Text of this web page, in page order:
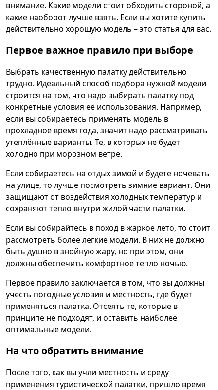
внимание. Какие модели стоит обходить стороной, а
какие наоборот лучше взять. Если вы хотите купить
действительно хорошую модель – это статья для вас.
Первое важное правило при выборе
Выбрать качественную палатку действительно
трудно. Идеальный способ подбора нужной модели
строится на том, что надо выбирать палатку под
конкретные условия её использования. Например,
если вы собираетесь применять модель в
прохладное время года, значит надо рассматривать
утеплённые варианты. Те, в которых не будет
холодно при морозном ветре.
Если собираетесь на отдых зимой и будете ночевать
на улице, то лучше посмотреть зимние вариант. Они
защищают от воздействия холодных температур и
сохраняют тепло внутри жилой части палатки.
Если вы собирайтесь в поход в жаркое лето, то стоит
рассмотреть более легкие модели. В них не должно
быть душно в знойную жару, но при этом, они
должны обеспечить комфортное тепло ночью.
Первое правило заключается в том, что вы должны
учесть погодные условия и местность, где будет
применяться палатка. Отсеять те, которые в
принципе не подходят, и оставить наиболее
оптимальные модели.
На что обратить внимание
После того, как вы учли местность и среду
применения туристической палатки, пришло время